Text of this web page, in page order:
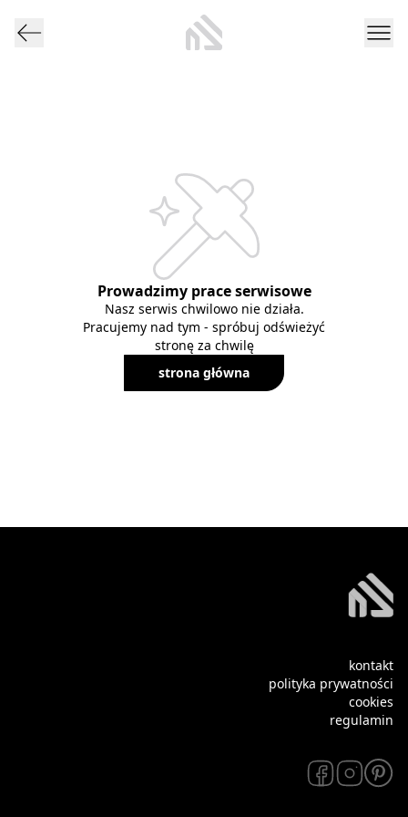
Prowadzimy prace serwisowe
Nasz serwis chwilowo nie działa.
Pracujemy nad tym - spróbuj odświeżyć
stronę za chwilę
strona główna
kontakt
polityka prywatności
cookies
regulamin